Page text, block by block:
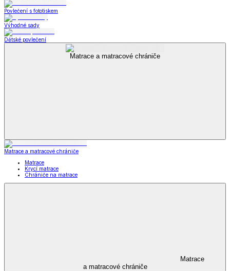
Povlečení s fototiskem
Výhodné sady
Dětské povlečení
Matrace a matracové chrániče
Matrace a matracové chrániče
Matrace
Krycí matrace
Chrániče na matrace
Matrace
a matracové chrániče